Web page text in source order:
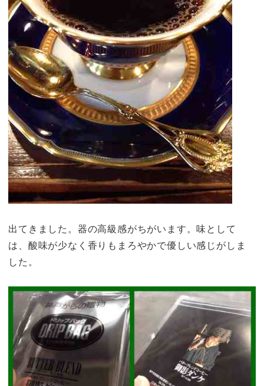
出てきました。器の高級感がちがいます。味として
は、酸味が少なく香りもまろやかで優しい感じがしま
した。